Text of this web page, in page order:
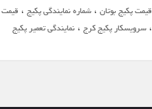
قیمت پکیج بوتان ،شماره نمایندگی پکیج ، قیمت
،سرویسکار پکیج کرج ،نمایندگی تعمیر پکیج